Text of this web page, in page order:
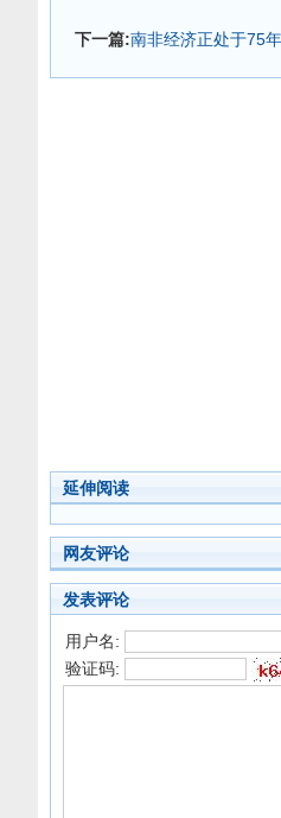
下一篇:南非经济正处于75
延伸阅读
网友评论
发表评论
用户名:
验证码: